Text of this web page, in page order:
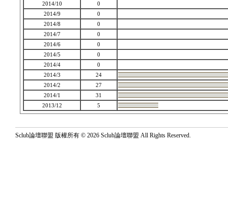
2014/10
0
2014/9
0
2014/8
0
2014/7
0
2014/6
0
2014/5
0
2014/4
0
2014/3
24
2014/2
27
2014/1
31
2013/12
5
Sclub論壇聯盟 版權所有 © 2026 Sclub論壇聯盟 All Rights Reserved.